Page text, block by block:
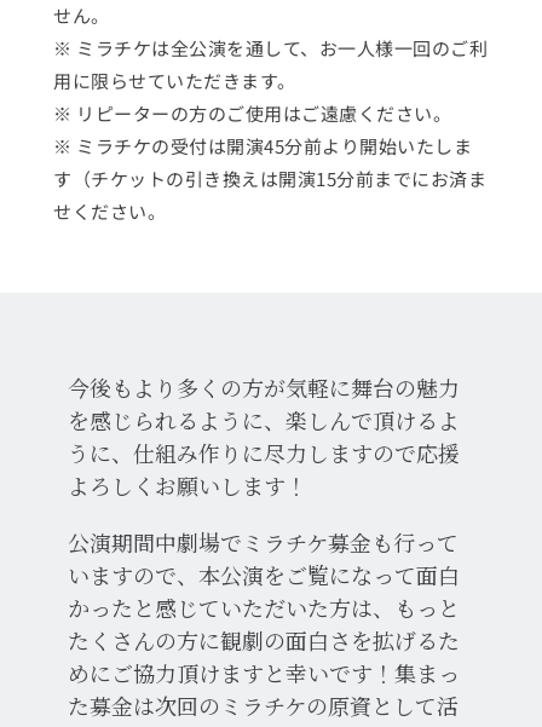
せん。
※ ミラチケは全公演を通して、お一人様一回のご利
用に限らせていただきます。
※ リピーターの方のご使用はご遠慮ください。
※ ミラチケの受付は開演45分前より開始いたしま
す（チケットの引き換えは開演15分前までにお済ま
せください。
今後もより多くの方が気軽に舞台の魅力
を感じられるように、楽しんで頂けるよ
うに、仕組み作りに尽力しますので応援
よろしくお願いします！
公演期間中劇場でミラチケ募金も行って
いますので、本公演をご覧になって面白
かったと感じていただいた方は、もっと
たくさんの方に観劇の面白さを拡げるた
めにご協力頂けますと幸いです！集まっ
た募金は次回のミラチケの原資として活